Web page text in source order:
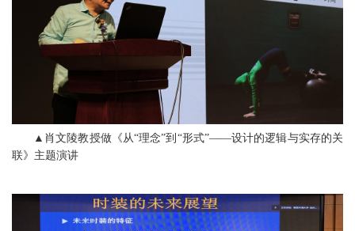
▲肖文陵教授做《从“理念”到“形式”——设计的逻辑与实存的关
联》主题演讲